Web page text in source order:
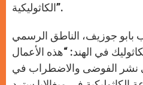
الكاثوليكية”.
بابو جوزيف، الناطق الرسمي
في الهند: “هذه الأعمال
نشر الفوضى والاضطراب في